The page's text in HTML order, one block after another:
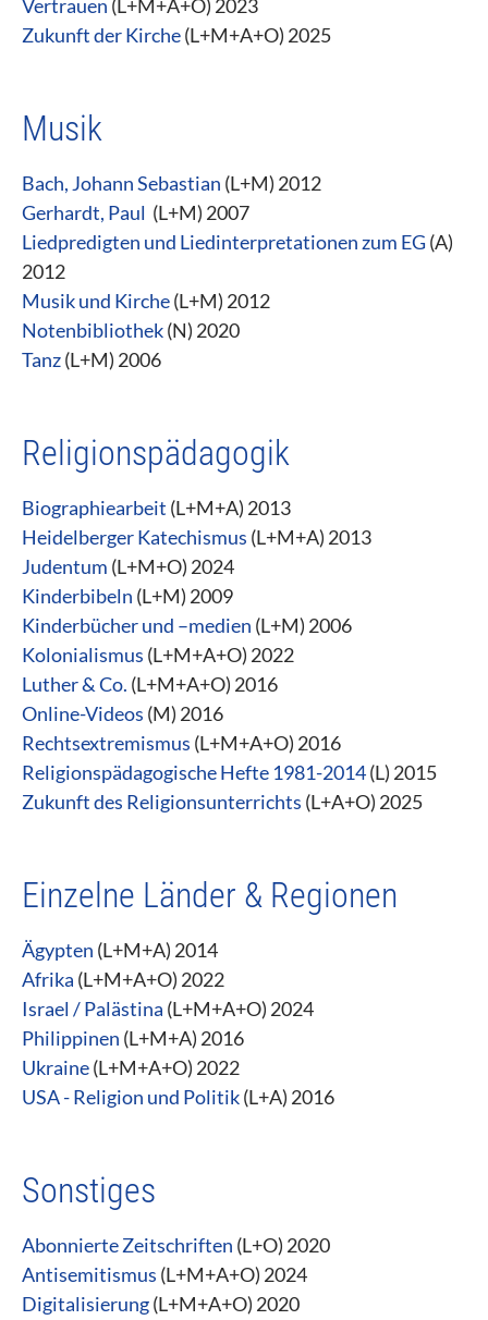
Vertrauen (L+M+A+O) 2023
Zukunft der Kirche(L+M+A+O) 2025
Musik
Bach, Johann Sebastian (L+M) 2012
Gerhardt, Paul (L+M) 2007
Liedpredigten und Liedinterpretationen zum EG (A)
2012
Musik und Kirche(L+M) 2012
Notenbibliothek(N) 2020
Tanz(L+M) 2006
Religionspädagogik
Biographiearbeit (L+M+A) 2013
Heidelberger Katechismus (L+M+A) 2013
Judentum (L+M+O) 2024
Kinderbibeln (L+M) 2009
Kinderbücher und –medien (L+M) 2006
Kolonialismus (L+M+A+O) 2022
Luther & Co. (L+M+A+O) 2016
Online-Videos (M) 2016
Rechtsextremismus (L+M+A+O) 2016
Religionspädagogische Hefte 1981-2014(L) 2015
Zukunft des Religionsunterrichts ​​​​​​​ (L+A+O) 2025
Einzelne Länder & Regionen
Ägypten (L+M+A) 2014
Afrika (L+M+A+O) 2022
Israel / Palästina (L+M+A+O) 2024
Philippinen (L+M+A) 2016
Ukraine(L+M+A+O) 2022
USA - Religion und Politik(L+A) 2016
Sonstiges
Abonnierte Zeitschriften (L+O) 2020
Antisemitismus (L+M+A+O) 2024
Digitalisierung(L+M+A+O) 2020